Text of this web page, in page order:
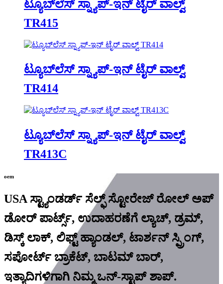
ಟ್ಯೂಬ್‌ಲೆಸ್ ಸ್ನ್ಯಾಪ್-ಇನ್ ಟೈರ್ ವಾಲ್ವ್
TR415
ಟ್ಯೂಬ್‌ಲೆಸ್ ಸ್ನ್ಯಾಪ್-ಇನ್ ಟೈರ್ ವಾಲ್ವ್
TR414
ಟ್ಯೂಬ್‌ಲೆಸ್ ಸ್ನ್ಯಾಪ್-ಇನ್ ಟೈರ್ ವಾಲ್ವ್
TR413C
oem
USA ಸ್ಟ್ಯಾಂಡರ್ಡ್ ಸೆಲ್ಫ್ ಸ್ಟೋರೇಜ್ ರೋಲ್ ಅಪ್
ಡೋರ್ ಪಾರ್ಟ್ಸ್, ಉದಾಹರಣೆಗೆ ಲ್ಯಾಚ್, ಡ್ರಮ್,
ಡಿಸ್ಕ್ ಲಾಕ್, ಲಿಫ್ಟ್ ಹ್ಯಾಂಡಲ್, ಟಾರ್ಶನ್ ಸ್ಪ್ರಿಂಗ್,
ಸಪೋರ್ಟ್ ಬ್ರಾಕೆಟ್, ಬಾಟಮ್ ಬಾರ್,
ಇತ್ಯಾದಿಗಳಿಗಾಗಿ ನಿಮ್ಮ ಒನ್-ಸ್ಟಾಪ್ ಶಾಪ್.